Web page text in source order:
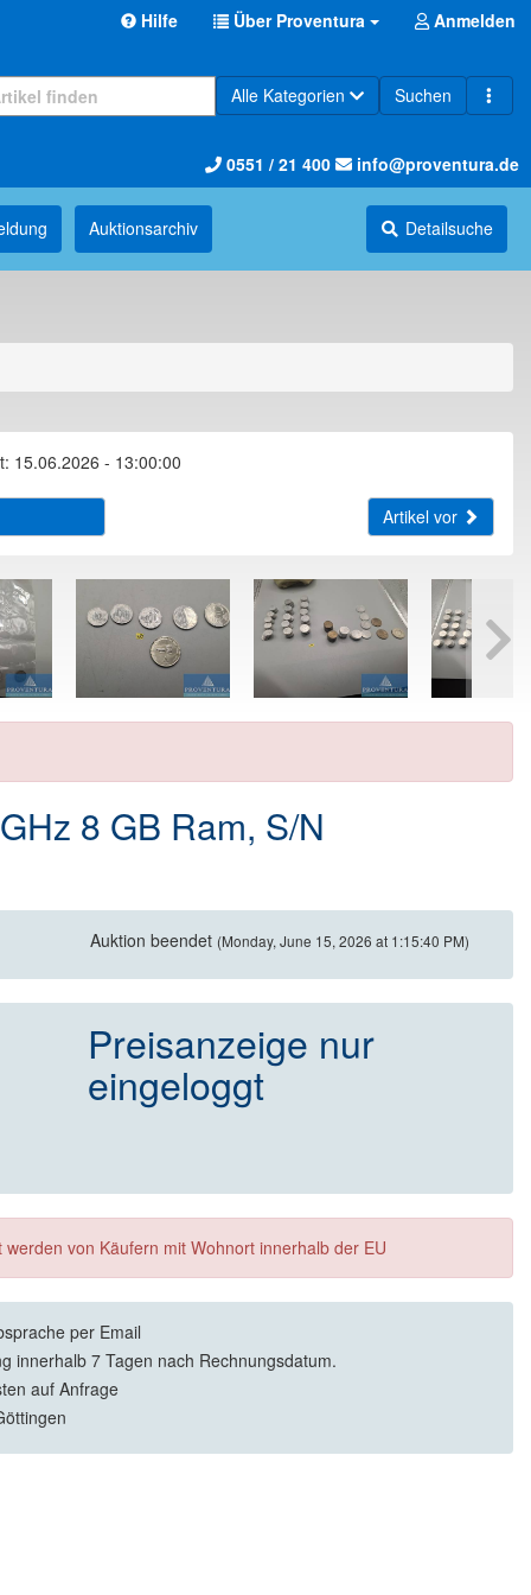
Hilfe Über Proventura Anmelden
Alle Kategorien Suchen
0551 / 21 400 info@proventura.de
Auktions­archiv Detailsuche
15.06.2026 - 13:00:00
Artikel vor
8 GB Ram, S/N
Auktion beendet (Monday, June 15, 2026 at 1:15:40 PM)
Preisanzeige nur
eingeloggt
von Käufern mit Wohnort innerhalb der EU
per Email
innerhalb 7 Tagen nach Rechnungsdatum.
auf Anfrage